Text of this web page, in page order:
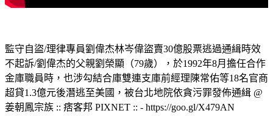
監守自盜/理律專員劉偉杰林岑偉盜賣30億股票逃過通緝時效
不起訴/劉偉杰的父親劉榮顯（79歲），於1992年8月擔任合作
金庫職員時，也涉勾結合庫雙連支庫前經理陳常佑等18名官商
超貸1.3億元後潛逃至美國，被台北地院依貪污罪發佈通緝 @
姜朝鳳宗族 :: 痞客邦 PIXNET :: - https://goo.gl/X479AN